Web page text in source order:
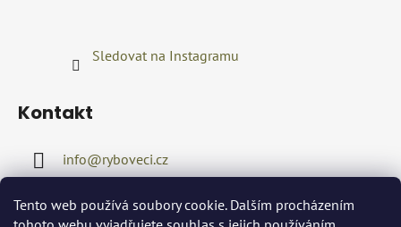
Tento web používá soubory cookie. Dalším procházením
Sledovat na Instagramu
Kontakt
info@ryboveci.cz
+420722416689